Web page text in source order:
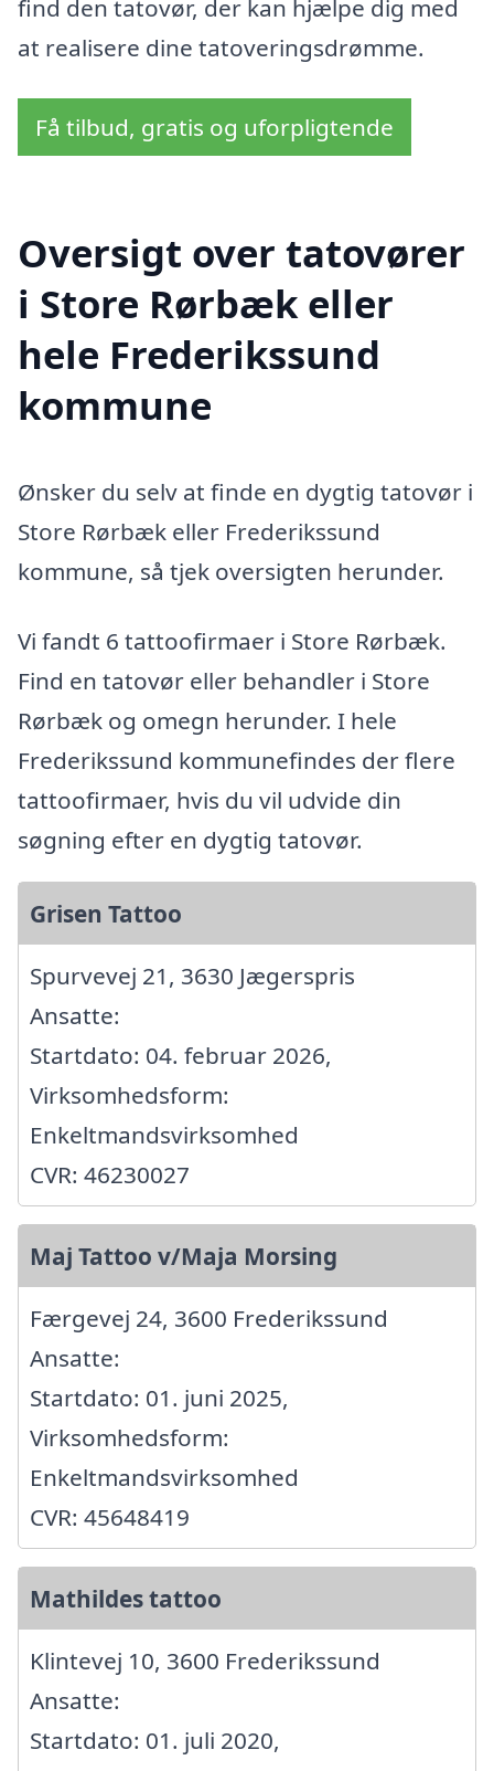
find den tatovør, der kan hjælpe dig med
at realisere dine tatoveringsdrømme.
Få tilbud, gratis og uforpligtende
Oversigt over tatovører
i Store Rørbæk eller
hele Frederikssund
kommune
Ønsker du selv at finde en dygtig tatovør i
Store Rørbæk eller Frederikssund
kommune, så tjek oversigten herunder.
Vi fandt 6 tattoofirmaer i Store Rørbæk.
Find en tatovør eller behandler i Store
Rørbæk og omegn herunder. I hele
Frederikssund kommunefindes der flere
tattoofirmaer, hvis du vil udvide din
søgning efter en dygtig tatovør.
Grisen Tattoo
Spurvevej 21, 3630 Jægerspris
Ansatte:
Startdato: 04. februar 2026,
Virksomhedsform:
Enkeltmandsvirksomhed
CVR: 46230027
Maj Tattoo v/Maja Morsing
Færgevej 24, 3600 Frederikssund
Ansatte:
Startdato: 01. juni 2025,
Virksomhedsform:
Enkeltmandsvirksomhed
CVR: 45648419
Mathildes tattoo
Klintevej 10, 3600 Frederikssund
Ansatte:
Startdato: 01. juli 2020,